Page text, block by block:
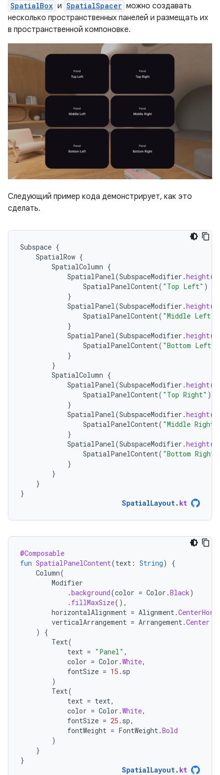
SpatialBox и SpatialSpacer можно создавать
несколько пространственных панелей и размещать их
в пространственной компоновке.
Следующий пример кода демонстрирует, как это
сделать.
Subspace {
SpatialRow {
SpatialColumn {
SpatialPanel (SubspaceModifier .height(
SpatialPanelContent( "Top Left" )
}
SpatialPanel (SubspaceModifier .height(
SpatialPanelContent( "Middle Left"
}
SpatialPanel (SubspaceModifier .height(
SpatialPanelContent( "Bottom Left"
}
}
SpatialColumn {
SpatialPanel (SubspaceModifier .height(
SpatialPanelContent( "Top Right" )
}
SpatialPanel (SubspaceModifier .height(
SpatialPanelContent( "Middle Right"
}
SpatialPanel (SubspaceModifier .height(
SpatialPanelContent( "Bottom Right"
}
}
}
}
SpatialLayout. kt
@Composable
fun SpatialPanelContent(text : String)
{
Column(
Modifier
.background(color = Color .Black)
. fillMaxSize(),
horizontalAlignment = Alignment .
verticalArrangement = Arrangement .Center
)
{
Text(
text = "Panel" ,
color = Color .White,
fontSize = 15. sp
)
Text(
text = text,
color = Color .White,
fontSize = 25. sp,
fontWeight = FontWeight .Bold
)
}
}
SpatialLayout. kt